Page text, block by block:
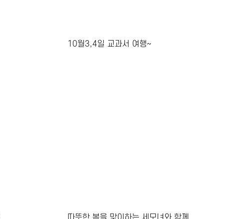
10월3,4일 교과서 여행~